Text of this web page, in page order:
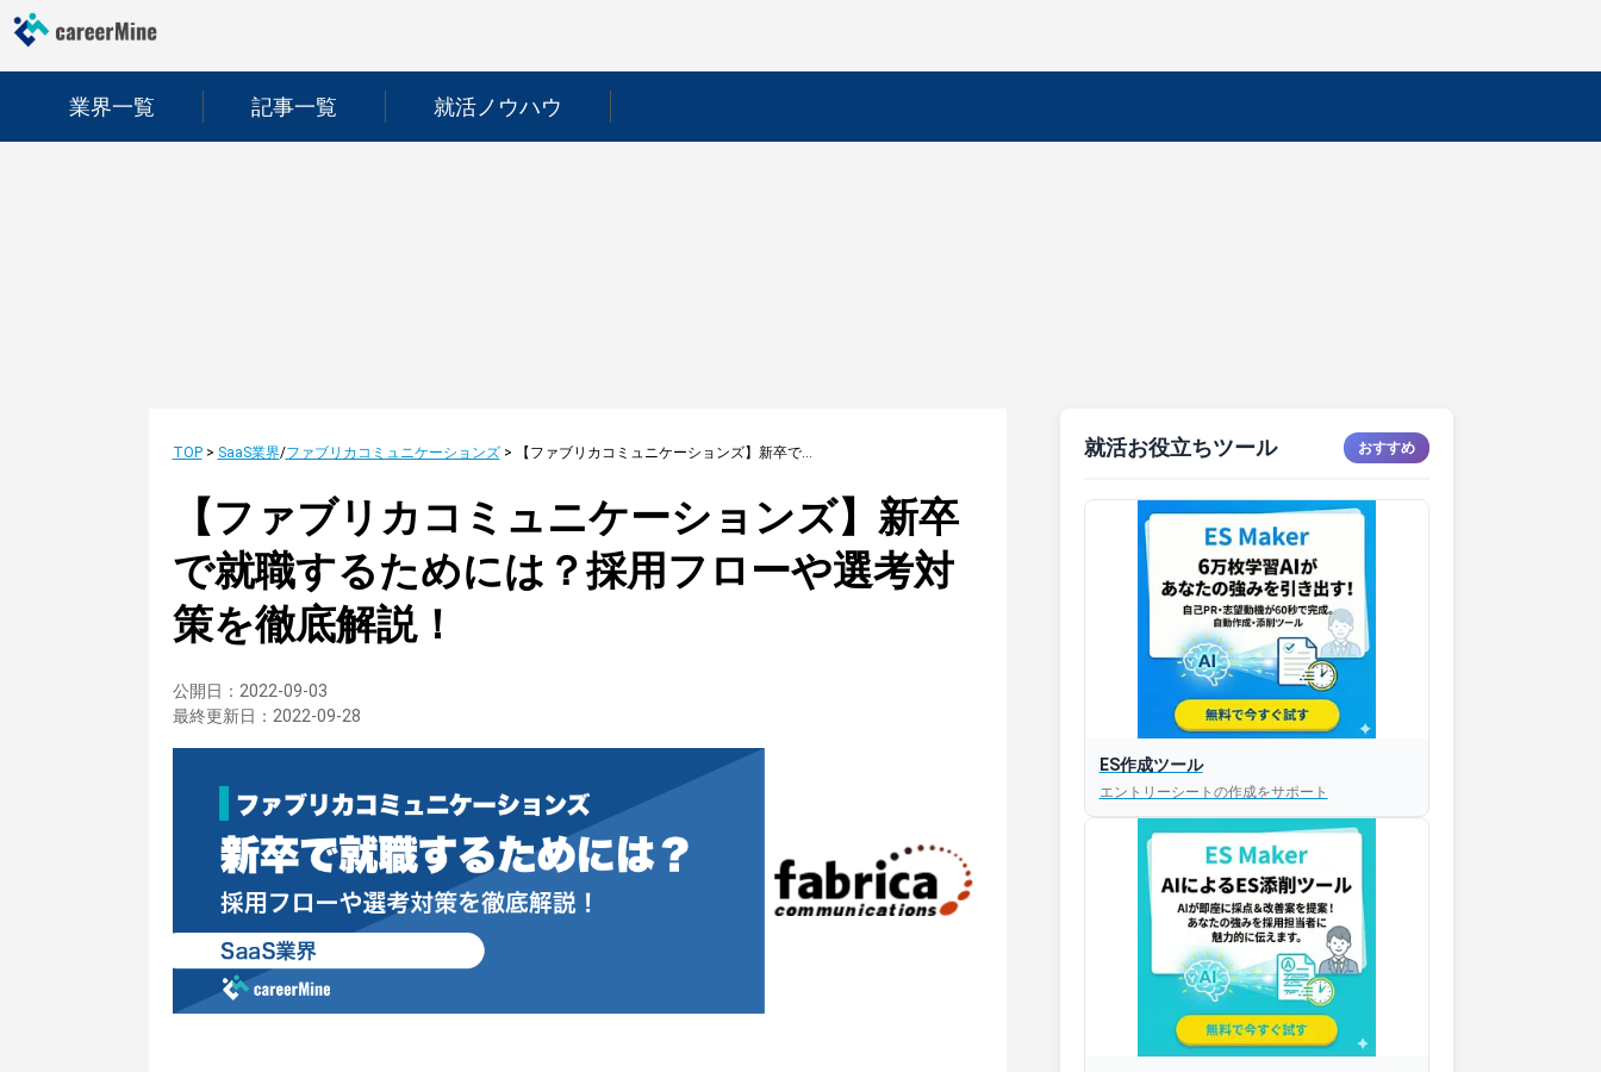
業界一覧 記事一覧 就活ノウハウ
TOP> SaaS業界/ファブリカコミュニケーションズ> 【ファブリカコミュニケーションズ】新卒で就職するためには？採用フローや選考対策を徹底解説！
【ファブリカコミュニケーションズ】新卒
で就職するためには？採用フローや選考対
策を徹底解説！
公開日： 2022-09-03
最終更新日： 2022-09-28
就活お役立ちツール おすすめ
ES作成ツール
エントリーシートの作成をサポート